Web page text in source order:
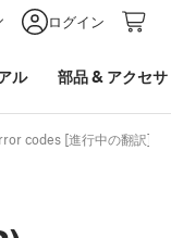
ログイン
ル 部品& アクセ
codes [進行中の翻訳]